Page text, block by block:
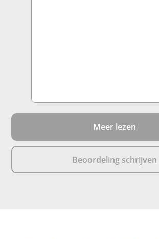
Meer lezen
Beoordeling schrijven